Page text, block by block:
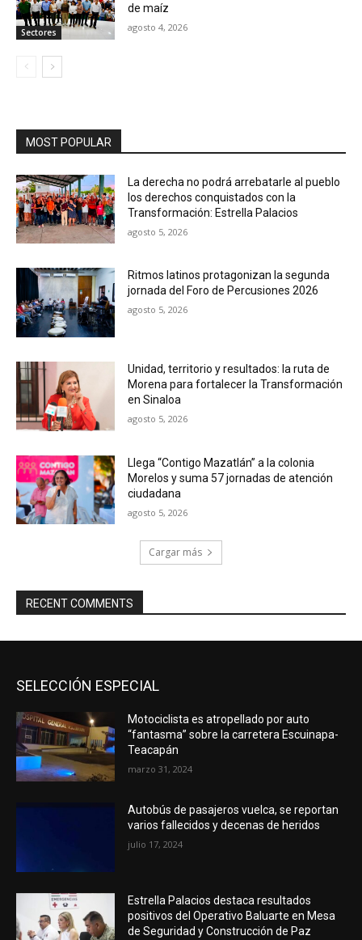
Sectores
de maíz
agosto 4, 2026
MOST POPULAR
La derecha no podrá arrebatarle al pueblo
los derechos conquistados con la
Transformación: Estrella Palacios
agosto 5, 2026
Ritmos latinos protagonizan la segunda
jornada del Foro de Percusiones 2026
agosto 5, 2026
Unidad, territorio y resultados: la ruta de
Morena para fortalecer la Transformación
en Sinaloa
agosto 5, 2026
Llega “Contigo Mazatlán” a la colonia
Morelos y suma 57 jornadas de atención
ciudadana
agosto 5, 2026
Cargar más
RECENT COMMENTS
SELECCIÓN ESPECIAL
Motociclista es atropellado por auto
“fantasma” sobre la carretera Escuinapa-
Teacapán
marzo 31, 2024
Autobús de pasajeros vuelca, se reportan
varios fallecidos y decenas de heridos
julio 17, 2024
Estrella Palacios destaca resultados
positivos del Operativo Baluarte en Mesa
de Seguridad y Construcción de Paz